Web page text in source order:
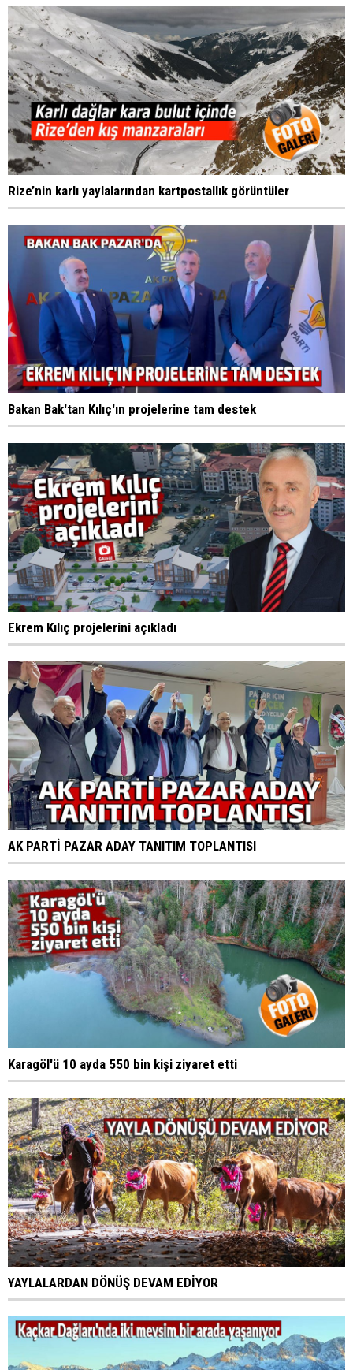
Rize’nin karlı yaylalarından kartpostallık görüntüler
Bakan Bak'tan Kılıç'ın projelerine tam destek
Ekrem Kılıç projelerini açıkladı
AK PARTİ PAZAR ADAY TANITIM TOPLANTISI
Karagöl'ü 10 ayda 550 bin kişi ziyaret etti
YAYLALARDAN DÖNÜŞ DEVAM EDİYOR